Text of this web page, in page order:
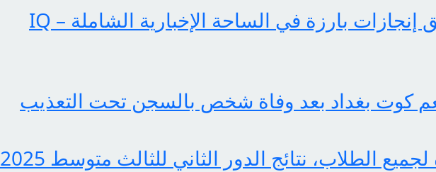
عملياتنا تحقق إنجازات بارزة في الساحة الإخبارية الشاملة – IQ
كوت بغداد بعد وفاة شخص بالسجن تحت التعذيب
بشرى سارة لجميع الطلاب، نتائج الدور الثاني للثالث متوسط 2025